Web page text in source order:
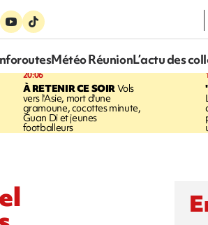
Météo RéunionL’actu des
20:06
À RETENIR CE SOIR Vols
vers l'Asie, mort d'une
gramoune, cocottes minute,
Guan Di et jeunes
footballeurs